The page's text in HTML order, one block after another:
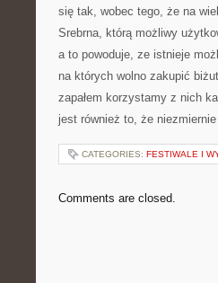
się tak, wobec tego, że na
Srebrna, którą możliwy
a to powoduje, ze istnieje
na których wolno zakupić
zapałem korzystamy z nich
jest również to, że
CATEGORIES: FESTIWALE I
Comments are closed.